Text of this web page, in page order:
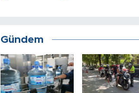
Gündem